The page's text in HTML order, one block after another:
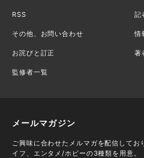
RSS 記
その他、お問い合わせ 情
お詫びと訂正 著
監修者一覧
メールマガジン
ご興味に合わせたメルマガを配信して
イフ、エンタメ/ホビーの3種類を用意。